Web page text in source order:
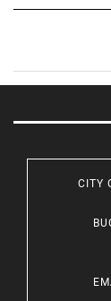
CITY